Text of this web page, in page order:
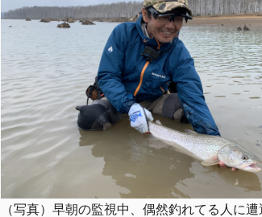
（写真）早朝の監視中、偶然釣れてる人に